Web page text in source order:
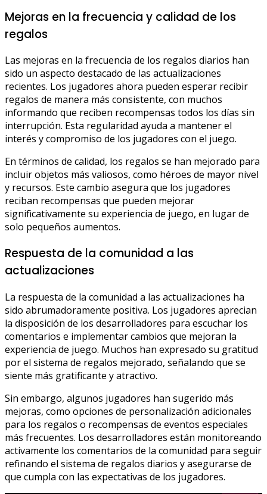
Mejoras en la frecuencia y calidad de los
regalos
Las mejoras en la frecuencia de los regalos diarios han
sido un aspecto destacado de las actualizaciones
recientes. Los jugadores ahora pueden esperar recibir
regalos de manera más consistente, con muchos
informando que reciben recompensas todos los días sin
interrupción. Esta regularidad ayuda a mantener el
interés y compromiso de los jugadores con el juego.
En términos de calidad, los regalos se han mejorado para
incluir objetos más valiosos, como héroes de mayor nivel
y recursos. Este cambio asegura que los jugadores
reciban recompensas que pueden mejorar
significativamente su experiencia de juego, en lugar de
solo pequeños aumentos.
Respuesta de la comunidad a las
actualizaciones
La respuesta de la comunidad a las actualizaciones ha
sido abrumadoramente positiva. Los jugadores aprecian
la disposición de los desarrolladores para escuchar los
comentarios e implementar cambios que mejoran la
experiencia de juego. Muchos han expresado su gratitud
por el sistema de regalos mejorado, señalando que se
siente más gratificante y atractivo.
Sin embargo, algunos jugadores han sugerido más
mejoras, como opciones de personalización adicionales
para los regalos o recompensas de eventos especiales
más frecuentes. Los desarrolladores están monitoreando
activamente los comentarios de la comunidad para seguir
refinando el sistema de regalos diarios y asegurarse de
que cumpla con las expectativas de los jugadores.